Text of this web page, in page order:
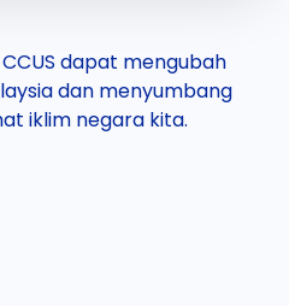
dapat mengubah
dan menyumbang
iklim negara kita.